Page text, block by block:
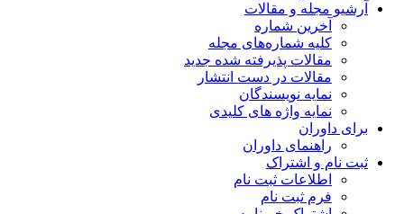
آرشیو مجله و مقالات
آخرین شماره
کلیه شماره‌های مجله
مقالات پذیرفته شده جدید
مقالات در دست انتشار
نمایه نویسندگان
نمایه واژه های کلیدی
برای داوران
راهنمای داوران
ثبت نام و اشتراک
اطلاعات ثبت نام
فرم ثبت نام